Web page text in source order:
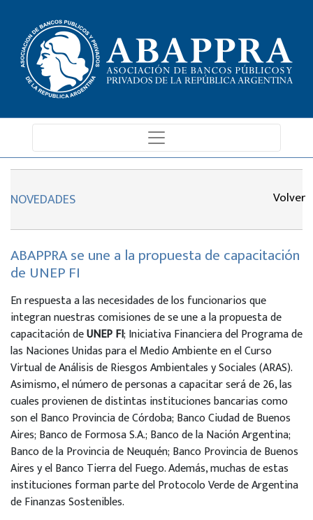
NOVEDADES Volver
ABAPPRA se une a la propuesta de capacitación
de UNEP FI
En respuesta a las necesidades de los funcionarios que
integran nuestras comisiones de se une a la propuesta de
capacitación deUNEP FI; Iniciativa Financiera del Programa de
las Naciones Unidas para el Medio Ambiente en el Curso
Virtual de Análisis de Riesgos Ambientales y Sociales (ARAS).
Asimismo, el número de personas a capacitar será de 26, las
cuales provienen de distintas instituciones bancarias como
son el Banco Provincia de Córdoba; Banco Ciudad de Buenos
Aires; Banco de Formosa S.A.; Banco de la Nación Argentina;
Banco de la Provincia de Neuquén; Banco Provincia de Buenos
Aires y el Banco Tierra del Fuego. Además, muchas de estas
instituciones forman parte del Protocolo Verde de Argentina
de Finanzas Sostenibles.